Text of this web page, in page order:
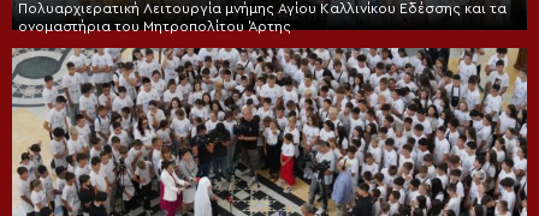
Πολυαρχιερατική Λειτουργία μνήμης Αγίου Καλλινίκου Εδέσσης και τα
ονομαστήρια του Μητροπολίτου Άρτης